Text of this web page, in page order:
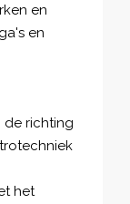
en
en
de richting
het